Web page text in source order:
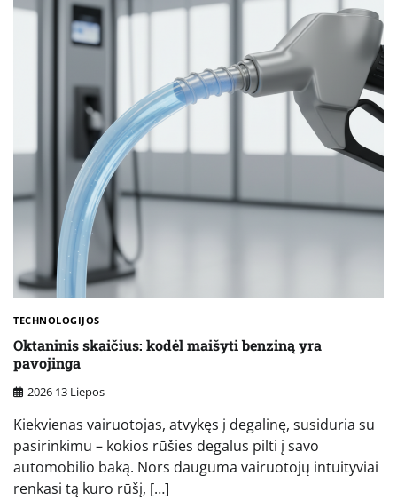
TECHNOLOGIJOS
Oktaninis skaičius: kodėl maišyti benziną yra
pavojinga
2026 13 Liepos
Kiekvienas vairuotojas, atvykęs į degalinę, susiduria su
pasirinkimu – kokios rūšies degalus pilti į savo
automobilio baką. Nors dauguma vairuotojų intuityviai
renkasi tą kuro rūšį, […]